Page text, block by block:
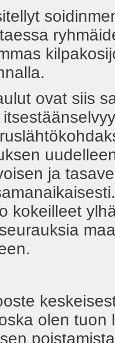
ovat siis
ja
kokeilleet
olen